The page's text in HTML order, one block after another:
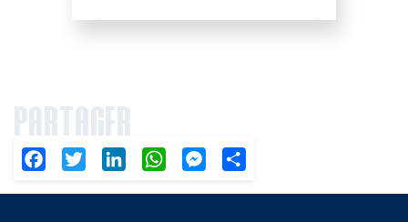
PARTAGER
FacebookTwitter LinkedIn WhatsAppMessenger